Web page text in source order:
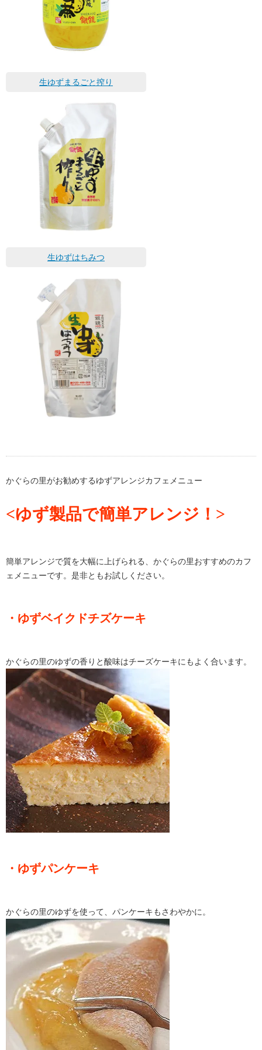
生ゆずまるごと搾り
生ゆずはちみつ
かぐらの里がお勧めするゆずアレンジカフェメニュー
<ゆず製品で簡単アレンジ！>
簡単アレンジで質を大幅に上げられる、かぐらの里おすすめのカフ
ェメニューです。是非ともお試しください。
・ゆずベイクドチズケーキ
かぐらの里のゆずの香りと酸味はチーズケーキにもよく合います。
・ゆずパンケーキ
かぐらの里のゆずを使って、パンケーキもさわやかに。